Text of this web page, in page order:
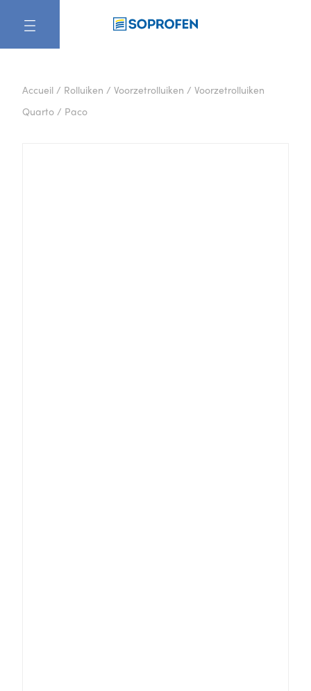
Accueil/ Rolluiken / Voorzetrolluiken / Voorzetrolluiken
Quarto / Paco